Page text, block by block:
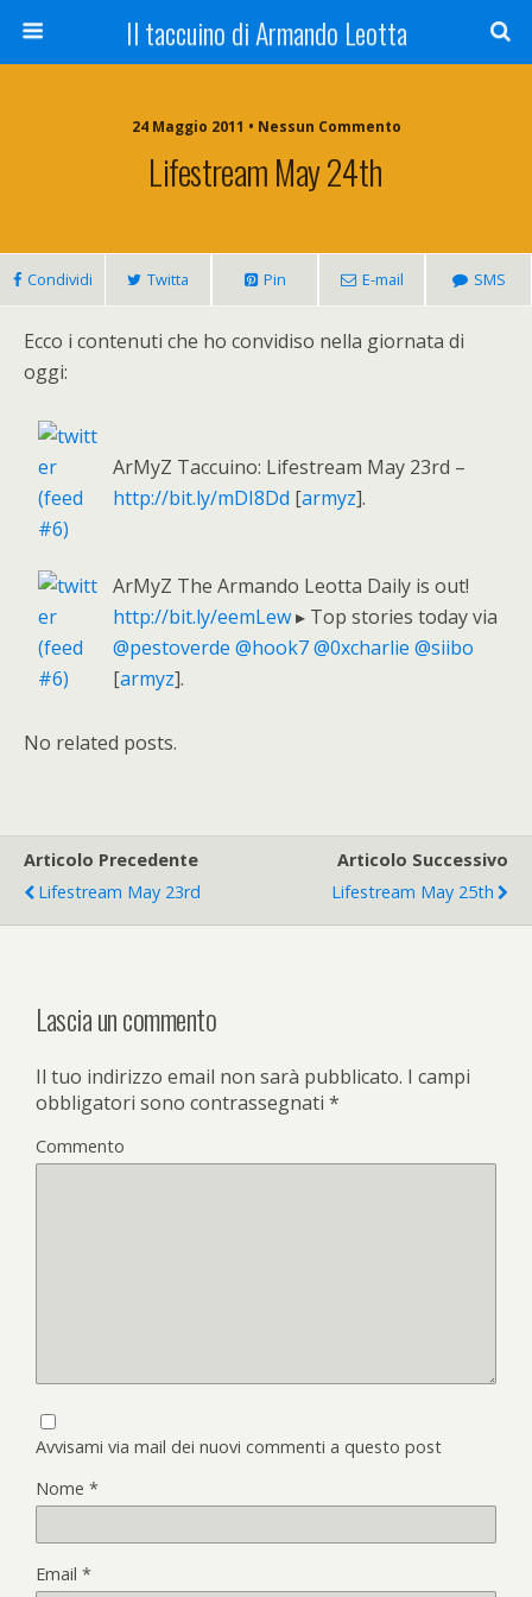
Il taccuino di Armando Leotta
24 Maggio 2011 • Nessun Commento
Lifestream May 24th
Condividi Twitta Pin E-mail SMS
Ecco i contenuti che ho convidiso nella giornata di
oggi:
ArMyZ Taccuino: Lifestream May 23rd –
http://bit.ly/mDI8Dd [armyz].
ArMyZ The Armando Leotta Daily is out!
http://bit.ly/eemLew▸ Top stories today via
@pestoverde @hook7@0xcharlie @siibo
[armyz].
No related posts.
Articolo Precedente
Lifestream May 23rd
Articolo Successivo
Lifestream May 25th
Lascia un commento
Il tuo indirizzo email non sarà pubblicato. I campi
obbligatori sono contrassegnati *
Commento
Avvisami via mail dei nuovi commenti a questo post
Nome *
Email *